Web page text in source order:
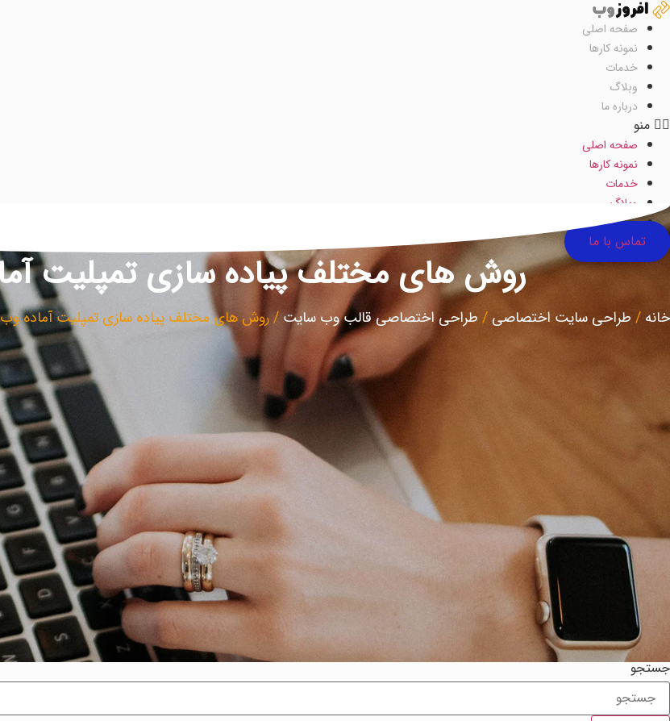
پرش
محتوا
صفحه اصلی
نمونه کارها
خدمات
وبلاگ
درباره ما
منو
صفحه اصلی
نمونه کارها
خدمات
وبلاگ
درباره ما
تماس با ما
روش های مختلف پیاده سازی تمپلیت
خانه / طراحی سایت اختصاصی / طراحی اختصاصی قالب وب سایت/روش های مختلف پیاده سازی تمپلیت آماده
جستجو